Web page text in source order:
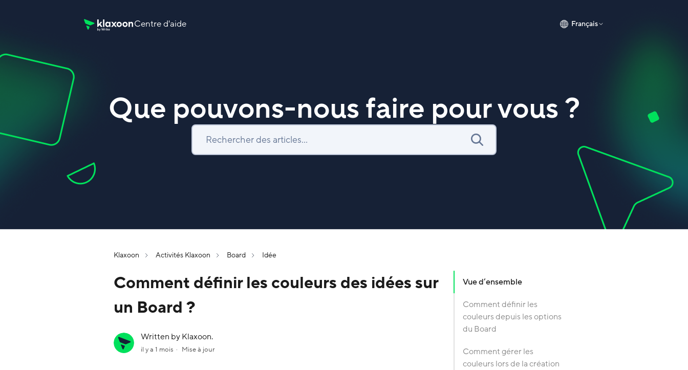
Centre d'aide Français
Que pouvons-nous faire pour vous ?
Klaxoon Activités Klaxoon Board Idée
Comment définir les couleurs des idées sur
un Board ?
Written by Klaxoon.
il y a 1 mois Mise à jour
Vue d’ensemble
Comment définir les
couleurs depuis les options
du Board
Comment gérer les
couleurs lors de la création